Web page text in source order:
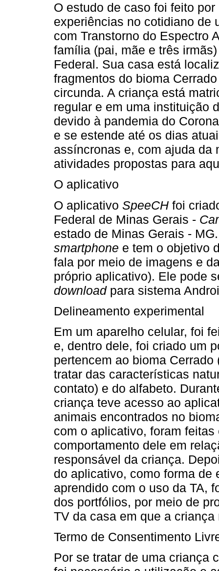
O estudo de caso foi feito
experiências no cotidiano de
com Transtorno do Espectro
família (pai, mãe e três
Federal. Sua casa está
fragmentos do bioma
circunda. A criança está
regular e em uma instituição
devido à pandemia do
e se estende até os dias
assíncronas e, com ajuda da
atividades propostas para
O aplicativo
O aplicativo SpeeCH foi
Federal de Minas Gerais -
estado de Minas Gerais -
smartphone e tem o objetivo
fala por meio de imagens e
próprio aplicativo). Ele pode
downloadpara sistema
Delineamento experimental
Em um aparelho celular, foi
e, dentro dele, foi criado um
pertencem ao bioma
tratar das características
contato) e do alfabeto.
criança teve acesso ao
animais encontrados no
com o aplicativo, foram
comportamento dele em
responsável da criança.
do aplicativo, como forma de
aprendido com o uso da TA,
dos portfólios, por meio de
TV da casa em que a criança
Termo de Consentimento
Por se tratar de uma criança